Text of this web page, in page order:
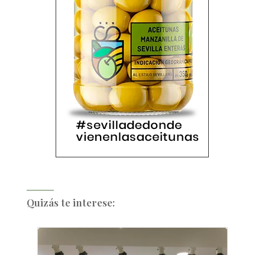
Quizás te interese: